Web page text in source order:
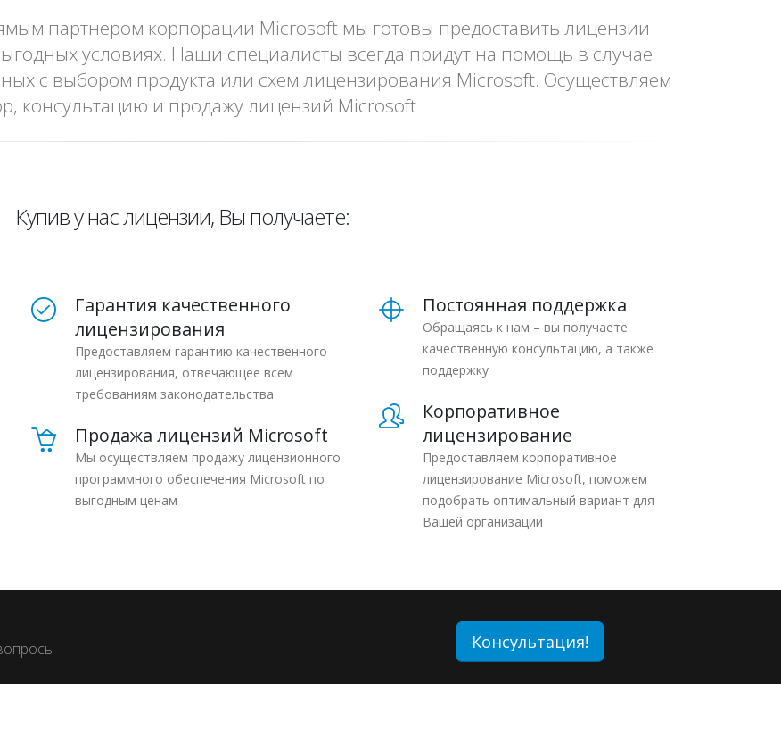
партнером корпорации Microsoft мы готовы предоставить лицензии
условиях. Наши специалисты всегда придут на помощь в случае
с выбором продукта или схем лицензирования Microsoft. Осуществляем
консультацию и продажу лицензий Microsoft
Купив у нас лицензии, Вы получаете:
Гарантия качественного
лицензирования
Предоставляем гарантию качественного
лицензирования, отвечающее всем
требованиям законодательства
Продажа лицензий Microsoft
Мы осуществляем продажу лицензионного
программного обеспечения Microsoft по
выгодным ценам
Постоянная поддержка
Обращаясь к нам – вы получаете
качественную консультацию, а также
поддержку
Корпоративное
лицензирование
Предоставляем корпоративное
лицензирование Microsoft, поможем
подобрать оптимальный вариант для
Вашей организации
Консультация!